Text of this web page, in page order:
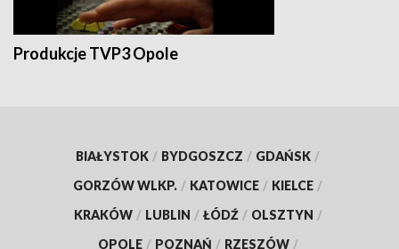
Produkcje TVP3 Opole
BIAŁYSTOK / BYDGOSZCZ / GDAŃSK /
GORZÓW WLKP. / KATOWICE / KIELCE /
KRAKÓW / LUBLIN / ŁÓDŹ / OLSZTYN /
OPOLE / POZNAŃ / RZESZÓW /